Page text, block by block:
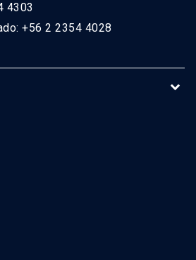
4303
+56 2 2354 4028